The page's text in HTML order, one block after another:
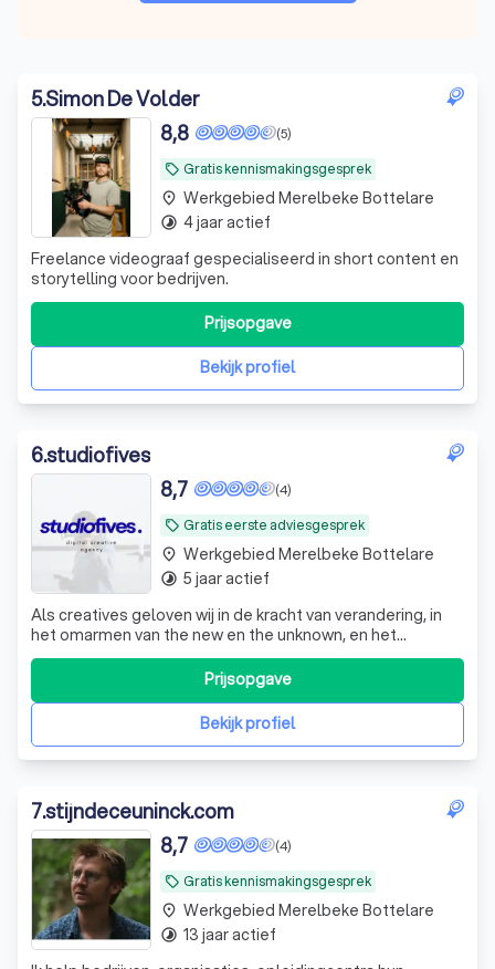
5.Simon De Volder
local_offer Gratis kennismakingsgesprek
(5)
8,8
Freelance videograaf gespecialiseerd in short content en
storytelling voor bedrijven.
Bekijk profiel
Prijsopgave
place Werkgebied Merelbeke Bottelare
timelapse 4 jaar actief
6.studiofives
local_offer Gratis eerste adviesgesprek
(4)
8,7
Als creatives geloven wij in de kracht van verandering, in
het omarmen van the new en the unknown, en het
stimuleren van groei en avontuur in jouw digitale reis.
Bekijk profiel
Prijsopgave
place Werkgebied Merelbeke Bottelare
timelapse 5 jaar actief
7.stijndeceuninck.com
local_offer Gratis kennismakingsgesprek
(4)
8,7
place Werkgebied Merelbeke Bottelare
timelapse 13 jaar actief